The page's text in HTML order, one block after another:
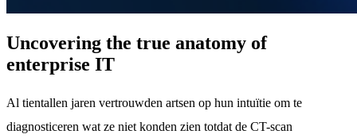
Uncovering the true anatomy of
enterprise IT
Al tientallen jaren vertrouwden artsen op hun intuïtie om te
diagnosticeren wat ze niet konden zien totdat de CT-scan